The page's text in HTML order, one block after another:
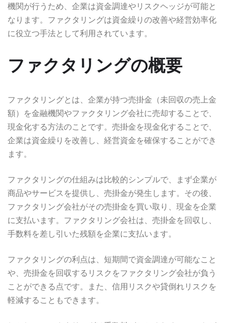
機関が行うため、企業は資金調達やリスクヘッジが可能と
なります。ファクタリングは資金繰りの改善や経営効率化
に役立つ手法として利用されています。
ファクタリングの概要
ファクタリングとは、企業が持つ売掛金（未回収の売上金
額）を金融機関やファクタリング会社に売却することで、
現金化する方法のことです。売掛金を現金化することで、
企業は資金繰りを改善し、経営資金を確保することができ
ます。
ファクタリングの仕組みは比較的シンプルで、まず企業が
商品やサービスを提供し、売掛金が発生します。その後、
ファクタリング会社がその売掛金を買い取り、現金を企業
に支払います。ファクタリング会社は、売掛金を回収し、
手数料を差し引いた残額を企業に支払います。
ファクタリングの利点は、短期間で資金調達が可能なこと
や、売掛金を回収するリスクをファクタリング会社が負う
ことができる点です。また、信用リスクや貸倒れリスクを
軽減することもできます。